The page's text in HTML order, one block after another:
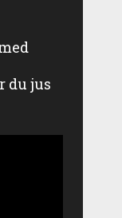
du jus